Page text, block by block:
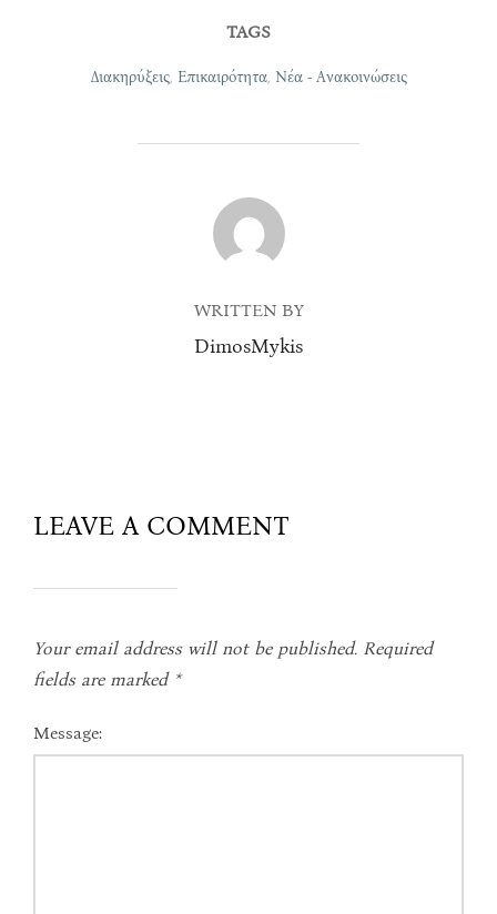
TAGS
Διακηρύξεις, Επικαιρότητα, Νέα - Ανακοινώσεις
POST AUTHOR
WRITTEN BY
DimosMykis
LEAVE A COMMENT
Your email address will not be published. Required
fields are marked *
Message: